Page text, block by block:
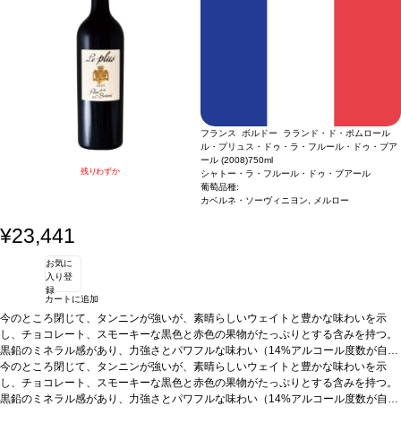
しいアロマには、ミネラルの含みを感じる（メルロー
、カベルネ・ソーヴィニヨン
ンは、長く、ほのかな後味を残す長い余韻が続く。今後
ヤン ペイ ミン（Yan Pei-Ming） 1960年に上海で生まれたYan Pei-
Mingは、ブルゴーニュのディジョンに住んでいます。19歳の時、フランスへ向け
て中国を去り、1986年肖像画で成功を収めました。2003年に、彼のヴェネツィア
ビエンナーレへの称賛された貢献は国際的な場面で彼の仕事を確立しました。6年
後、彼の作品はルーヴル美術館に買収され、そこで彼はレオナルドダヴィンチのモ
ナリザに対する個人的な見方を伝えようとする肖像画のコレクションを展示しまし
た。肖像画の西洋の伝統と中国の文化的歴史を融合させたYan Pei-Mingは、文化間
の橋渡しを完璧に体現しています。白と黒の組み合わせ、または赤と白の組み合わ
せのいずれかを使用して、ウェットインウェットオイルペイントですばやく作業す
る、象徴的なイメージを作成するために長い、モップサイズのブラシを使用するこ
時間前にデキャンタージュしてサーヴ
テイスティングノートボルドーの名高い小さなテロワールで、偉大なるポムロール
のアペラシオンからわずかな距離のラランド＝ドゥ＝ポムロールの最良の区画の葡
萄をブレンドして出来た、極上のワイン。濃いチェリー色。赤色と黒色の果物の美
しいアロマには、ミネラルの含みを感じる（メルロー
、カベルネ・ソーヴィニヨン
ンは、長く、ほのかな後味を残す長い余韻が続く。今後
ヤン ペイ ミン（Yan Pei-Ming） 1960年に上海で生まれたYan Pei-
Mingは、ブルゴーニュのディジョンに住んでいます。19歳の時、フランスへ向け
て中国を去り、1986年肖像画で成功を収めました。2003年に、彼のヴェネツィア
ビエンナーレへの称賛された貢献は国際的な場面で彼の仕事を確立しました。6年
後、彼の作品はルーヴル美術館に買収され、そこで彼はレオナルドダヴィンチのモ
ナリザに対する個人的な見方を伝えようとする肖像画のコレクションを展示しまし
た。肖像画の西洋の伝統と中国の文化的歴史を融合させたYan Pei-Mingは、文化間
の橋渡しを完璧に体現しています。白と黒の組み合わせ、または赤と白の組み合わ
せのいずれかを使用して、ウェットインウェットオイルペイントですばやく作業す
る、象徴的なイメージを作成するために長い、モップサイズのブラシを使用するこ
時間前にデキャンタージュしてサーヴ
残りわずか
フランス ボルドー ラランド・ド・ポムロール
ル・プリュス・ドゥ・ラ・フルール・ドゥ・ブア
ール (2008)750ml
シャトー・ラ・フルール・ドゥ・ブアール
葡萄品種:
カベルネ・ソーヴィニヨン, メルロー
¥23,441
お気に
入り登
録
カートに追加
今のところ閉じて、タンニンが強いが、素晴らしいウェイトと豊かな味わいを示
し、チョコレート、スモーキーな黒色と赤色の果物がたっぷりとする含みを持つ。
黒鉛のミネラル感があり、力強さとパワフルな味わい（14%アルコール度数が自然
に形成された）。（2011年5月パーカーコメント引用）
生産地の詳細情報: フランス>>ボルドー>>ラランド・ド・ポムロール生産者の詳
細情報:シャトー ラ フルール ドゥ ブアール
今のところ閉じて、タンニンが強いが、素晴らしいウェイトと豊かな味わいを示
し、チョコレート、スモーキーな黒色と赤色の果物がたっぷりとする含みを持つ。
黒鉛のミネラル感があり、力強さとパワフルな味わい（14%アルコール度数が自然